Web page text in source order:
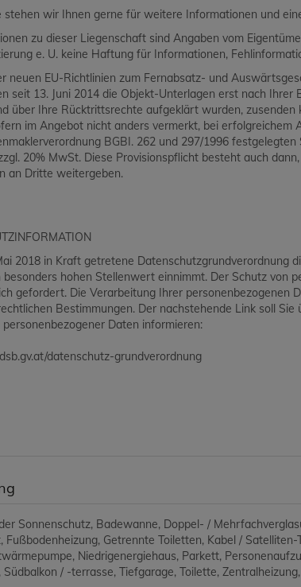
stehen wir Ihnen gerne für weitere Informationen und
zu dieser Liegenschaft sind Angaben vom
e. U. keine Haftung für Informationen,
neuen EU-Richtlinien zum Fernabsatz- und
seit 13. Juni 2014 die Objekt-Unterlagen erst nach Ihrer
über Ihre Rücktrittsrechte aufgeklärt wurden,
im Angebot nicht anders vermerkt, bei erfolgreichem
BGBI. 262 und 297/1996
20% MwSt. Diese Provisionspflicht besteht auch
an Dritte weitergeben.
2018 in Kraft getretene Datenschutzgrundverordnung
hohen Stellenwert einnimmt. Der Schutz von
gefordert. Die Verarbeitung Ihrer personenbezogenen
Bestimmungen. Der nachstehende Link soll
Daten informieren:
datenschutz-grundverordnung
Sonnenschutz Badewanne Doppel- /
Fußbodenheizung Getrennte Toiletten Kabel / Satelliten-
Niedrigenergiehaus Parkett
Südbalkon / -terrasse Tiefgarage Toilette Zentralheizung